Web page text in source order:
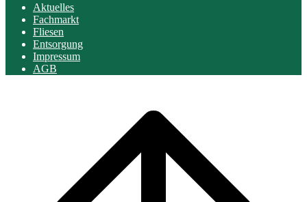
Aktuelles
Fachmarkt
Fliesen
Entsorgung
Impressum
AGB